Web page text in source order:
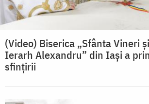
(Video) Biserica „Sfânta Vineri
Ierarh Alexandru” din Iași a
sfințirii